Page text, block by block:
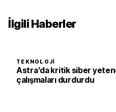
İlgili Haberler
TEKNOLOJI
Astra’da kritik siber
çalışmaları durdurdu